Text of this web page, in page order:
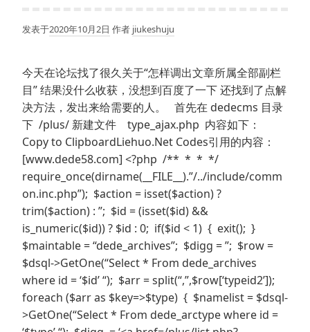
发表于2020年10月2日 作者 jiukeshuju
今天在论坛找了很久关于“怎样调出文章所属全部副栏
目” 结果没什么收获，没想到百度了一下 还找到了点解
决方法，发出来给需要的人。 首先在 dedecms 目录
下 /plus/ 新建文件 type_ajax.php 内容如下：
Copy to ClipboardLiehuo.Net Codes引用的内容：
[www.dede58.com] <?php /** * * */
require_once(dirname(__FILE__).”/../include/comm
on.inc.php”); $action = isset($action) ?
trim($action) : ”; $id = (isset($id) &&
is_numeric($id)) ? $id : 0; if($id < 1) { exit(); }
$maintable = “dede_archives”; $digg = ”; $row =
$dsql->GetOne(“Select * From dede_archives
where id = ‘$id’ “); $arr = split(“,”,$row[‘typeid2’]);
foreach ($arr as $key=>$type) { $namelist = $dsql-
>GetOne(“Select * From dede_arctype where id =